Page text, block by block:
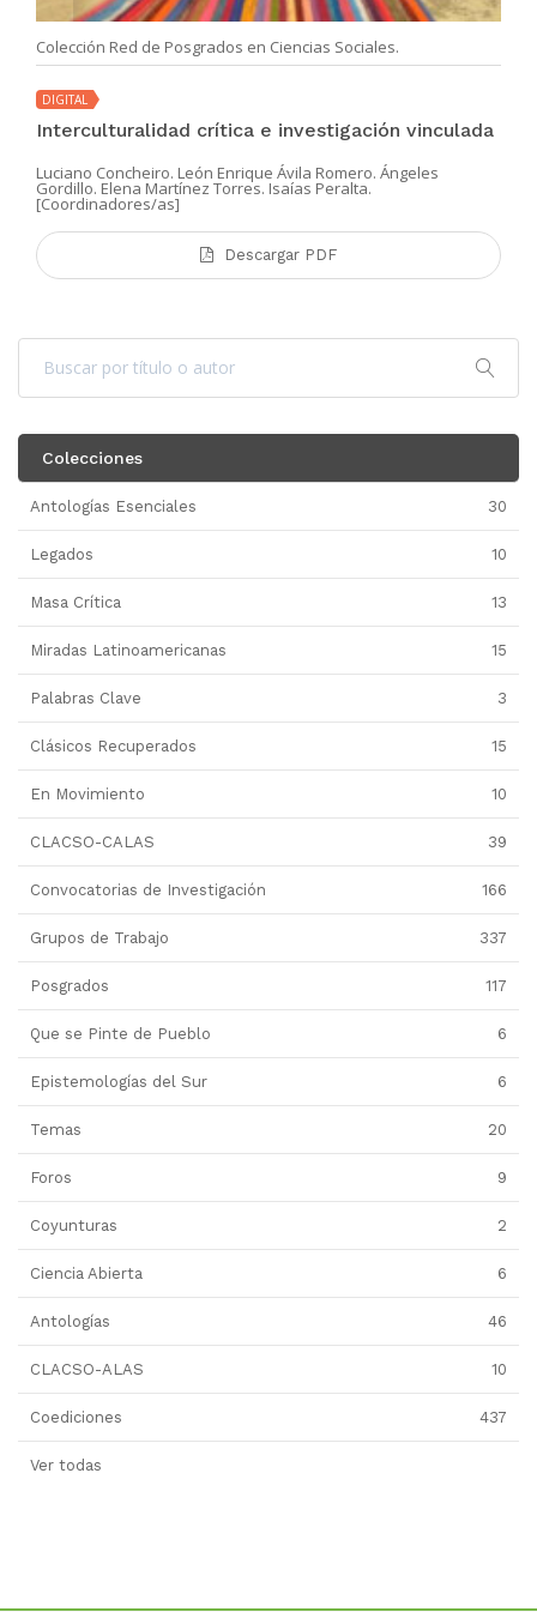
Colección Red de Posgrados en Ciencias Sociales.
DIGITAL
Interculturalidad crítica e investigación vinculada
Luciano Concheiro. León Enrique Ávila Romero. Ángeles
Gordillo. Elena Martínez Torres. Isaías Peralta.
[Coordinadores/as]
Descargar PDF
Colecciones
Antologías Esenciales 30
Legados 10
Masa Crítica 13
Miradas Latinoamericanas 15
Palabras Clave 3
Clásicos Recuperados 15
En Movimiento 10
CLACSO-CALAS 39
Convocatorias de Investigación 166
Grupos de Trabajo 337
Posgrados 117
Que se Pinte de Pueblo 6
Epistemologías del Sur 6
Temas 20
Foros 9
Coyunturas 2
Ciencia Abierta 6
Antologías 46
CLACSO-ALAS 10
Coediciones 437
Ver todas